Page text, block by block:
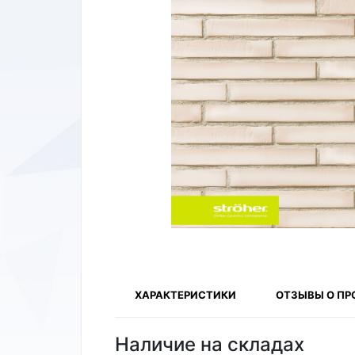
ХАРАКТЕРИСТИКИ ОТЗЫВЫ О
Наличие на складах